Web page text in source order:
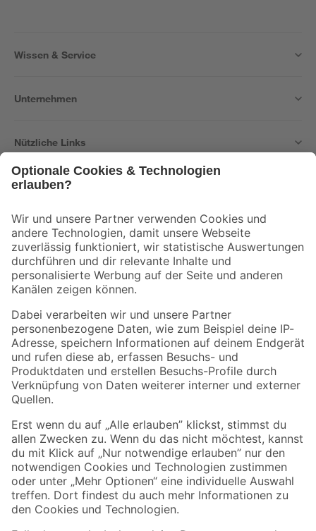
Wissen & Service
Unternehmen
Nützliche Links
Der toom Newsletter: Keine Angebote und Aktionen mehr verpassen!
Zur Newsletter Anmeldung
Folge uns
Zahlungsarten Versandarten
Sicher einkaufen
Jetzt die toom-App herunterladen